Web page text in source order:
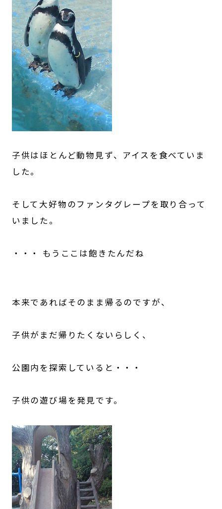
子供はほとんど動物見ず、アイスを食べていま
した。
そして大好物のファンタグレープを取り合って
いました。
・・・ もうここは飽きたんだね
本来であればそのまま帰るのですが、
子供がまだ帰りたくないらしく、
公園内を探索していると・・・
子供の遊び場を発見です。